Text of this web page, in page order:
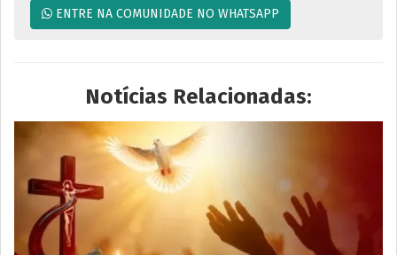
ENTRE NA COMUNIDADE NO WHATSAPP
Notícias Relacionadas: